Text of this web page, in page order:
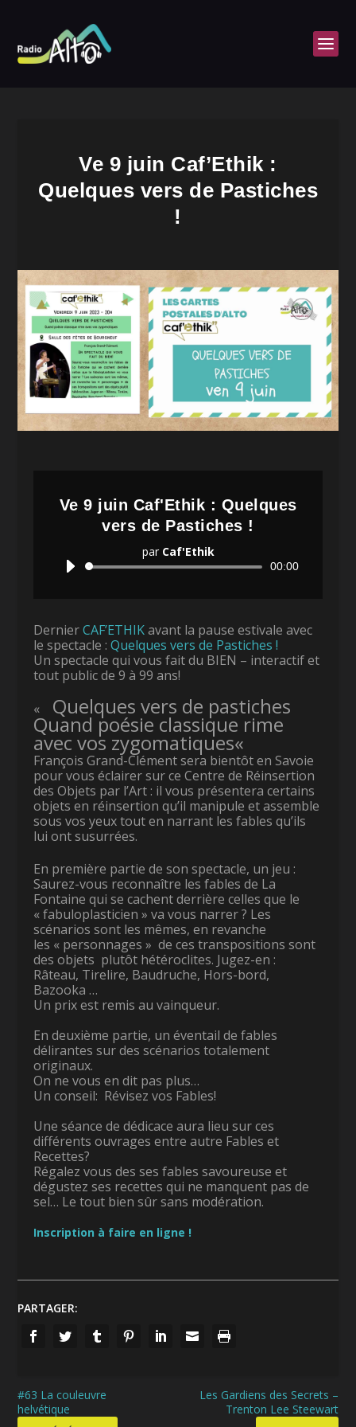
Ve 9 juin Caf’Ethik :
Quelques vers de Pastiches
!
Ve 9 juin Caf'Ethik : Quelques
vers de Pastiches !
par Caf'Ethik
Lecteur
00:00
DernierCAF’ETHIKavant la pause estivale avec
le spectacle :Quelques vers de Pastiches !
Un spectacle qui vous fait du BIEN – interactif et
tout public de 9 à 99 ans!
«
Quelques vers de pastiches
Quand poésie classique rime
avec vos zygomatiques«
François Grand-Clément sera bientôt en Savoie
pour vous éclairer sur ce Centre de Réinsertion
des Objets par l’Art : il vous présentera certains
objets en réinsertion qu’il manipule et assemble
sous vos yeux tout en narrant les fables qu’ils
lui ont susurrées.
En première partie de son spectacle, un jeu :
Saurez-vous reconnaître les fables de La
Fontaine qui se cachent derrière celles que le
« fabuloplasticien » va vous narrer ? Les
scénarios sont les mêmes, en revanche
les « personnages » de ces transpositions sont
des objets plutôt hétéroclites. Jugez-en :
Râteau, Tirelire, Baudruche, Hors-bord,
Bazooka …
Un prix est remis au vainqueur.
En deuxième partie, un éventail de fables
délirantes sur des scénarios totalement
originaux.
On ne vous en dit pas plus…
Un conseil: Révisez vos Fables!
Une séance de dédicace aura lieu sur ces
différents ouvrages entre autre Fables et
Recettes?
Régalez vous des ses fables savoureuse et
dégustez ses recettes qui ne manquent pas de
sel… Le tout bien sûr sans modération.
Inscription à faire en ligne !
PARTAGER:
#63 La couleuvre
helvétique
Les Gardiens des Secrets –
Trenton Lee Steewart